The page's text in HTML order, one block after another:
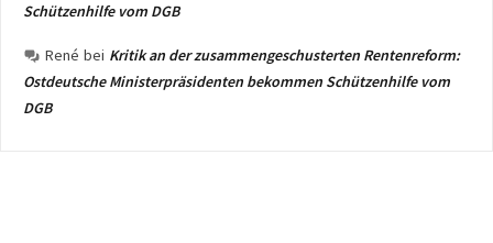
Schützenhilfe vom DGB
René bei Kritik an der zusammengeschusterten Rentenreform:
Ostdeutsche Ministerpräsidenten bekommen Schützenhilfe vom
DGB